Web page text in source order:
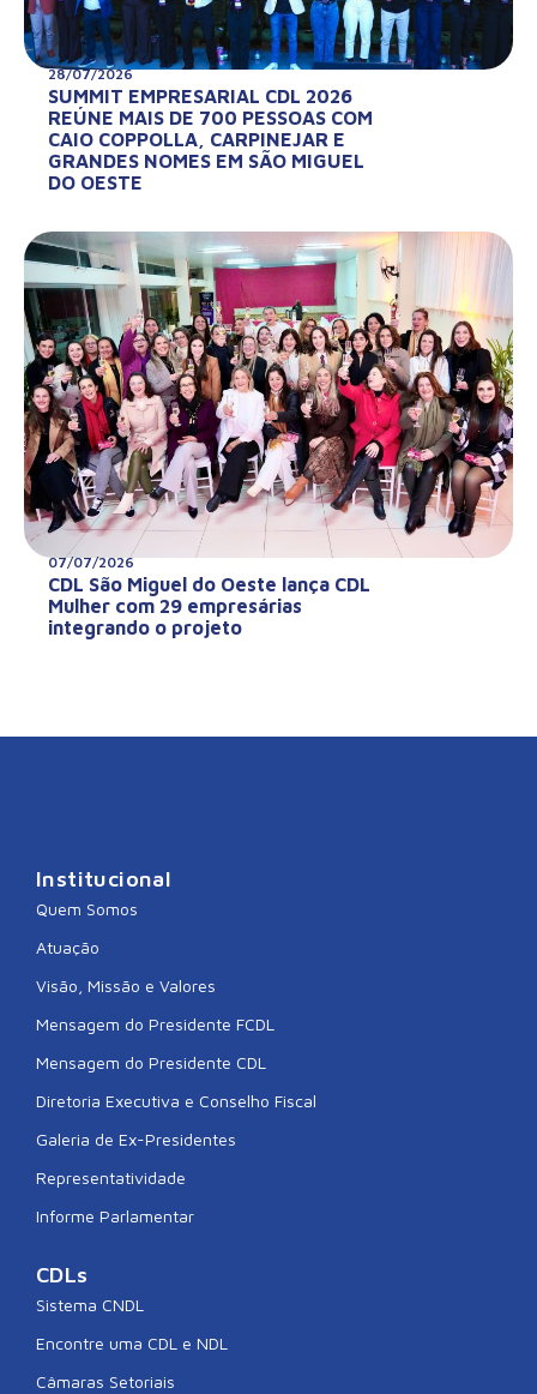
28/07/2026
SUMMIT EMPRESARIAL CDL 2026
REÚNE MAIS DE 700 PESSOAS COM
CAIO COPPOLLA, CARPINEJAR E
GRANDES NOMES EM SÃO MIGUEL
DO OESTE
07/07/2026
CDL São Miguel do Oeste lança CDL
Mulher com 29 empresárias
integrando o projeto
Institucional
Quem Somos
Atuação
Visão, Missão e Valores
Mensagem do Presidente FCDL
Mensagem do Presidente CDL
Diretoria Executiva e Conselho Fiscal
Galeria de Ex-Presidentes
Representatividade
Informe Parlamentar
CDLs
Sistema CNDL
Encontre uma CDL e NDL
Câmaras Setoriais